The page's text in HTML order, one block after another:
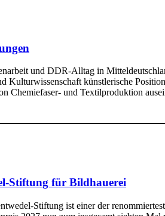
und DDR-Alltag in
Kulturwissenschaft künstlerische
Chemiefaser- und Textilproduktion
Stiftung für Bildhauerei
Stiftung ist einer der